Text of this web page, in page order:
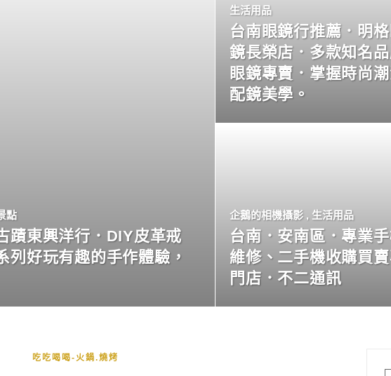
點
蹟東興洋行．DIY皮革戒
列好玩有趣的手作體驗，
生活用品
台南眼鏡行推薦．明
鏡長榮店．多款知名
眼鏡專賣．掌握時尚
配鏡美學。
企鵝的相機攝影 , 生活用品
台南．安南區．專業
維修、二手機收購買
門店．不二通訊
吃吃喝喝-火鍋.燒烤